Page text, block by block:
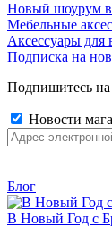
Новый шоурум
Мебельные
Аксессуары для
Подписка на
Подпишитесь на
Новости
Блог
В Новый Год с